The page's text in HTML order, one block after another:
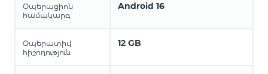
Օպերացիոն
համակարգ
Android 16
Օպերատիվ
հիշողություն
12 GB